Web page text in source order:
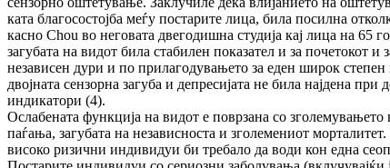
ката благосостојба меѓу постарите лица, била посилна
касно Chou во неговата двегодишна сту­ди­ја кај лица на 65
загубата на видот била стабилен по­ка­за­тел и за почетокот и
независен дури и по при­ла­го­ду­ва­ње­то за еден широк степен
двојната сензорна загуба и де­пре­сијата не била најдена при
индикатори (4).
Ослабената функција на видот е поврзана со зго­ле­мувањето
паѓања, загубата на независноста и зго­ле­ме­ни­от
високо ризични индивидуи би требало да води кон една